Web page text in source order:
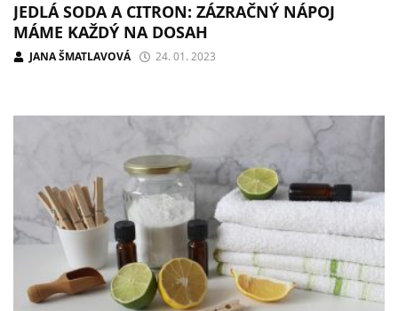
JEDLÁ SODA A CITRON: ZÁZRAČNÝ NÁPOJ
MÁME KAŽDÝ NA DOSAH
JANA ŠMATLAVOVÁ 24. 01. 2023